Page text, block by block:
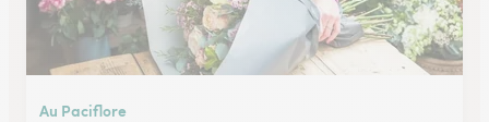
Au Paciflore